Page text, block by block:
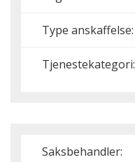
Type anskaffelse:
Tjenestekategori:
Saksbehandler: